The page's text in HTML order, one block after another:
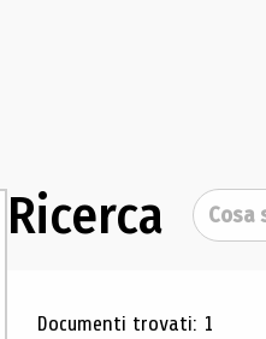
Ricerca Cerca
Documenti trovati: 1